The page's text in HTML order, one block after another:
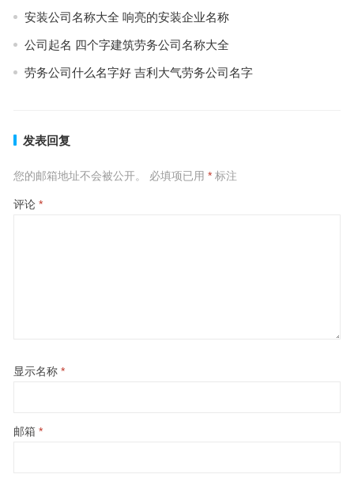
安装公司名称大全 响亮的安装企业名称
公司起名 四个字建筑劳务公司名称大全
劳务公司什么名字好 吉利大气劳务公司名字
发表回复
您的邮箱地址不会被公开。 必填项已用 *标注
评论 *
显示名称 *
邮箱 *